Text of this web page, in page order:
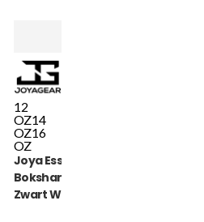
12
OZ14
OZ16
OZ
Joya Essential
Bokshandschoenen
Zwart Wit